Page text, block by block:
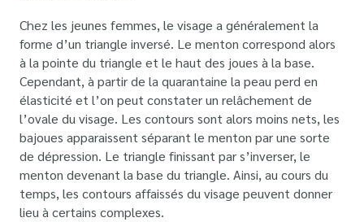
Chez les jeunes femmes, le visage a généralement la
forme d’un triangle inversé. Le menton correspond alors
à la pointe du triangle et le haut des joues à la base.
Cependant, à partir de la quarantaine la peau perd en
élasticité et l’on peut constater un relâchement de
l’ovale du visage. Les contours sont alors moins nets, les
bajoues apparaissent séparant le menton par une sorte
de dépression. Le triangle finissant par s’inverser, le
menton devenant la base du triangle. Ainsi, au cours du
temps, les contours affaissés du visage peuvent donner
lieu à certains complexes.